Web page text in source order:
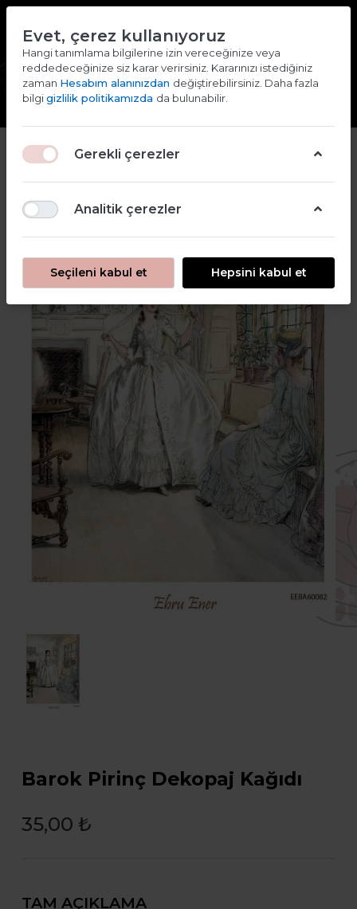
Giriş yap Kaydol
Barok Pirinç Dekopaj Kağıdı
35,00 ₺
TAM AÇIKLAMA
Evet, çerez kullanıyoruz
Hangi tanımlama bilgilerine izin vereceğinize veya
reddedeceğinize siz karar verirsiniz. Kararınızı istediğiniz
zaman Hesabım alanınızdan değiştirebilirsiniz. Daha fazla
bilgigizlilik politikamızda da bulunabilir.
Gerekli çerezler
Analitik çerezler
Seçileni kabul et Hepsini kabul et